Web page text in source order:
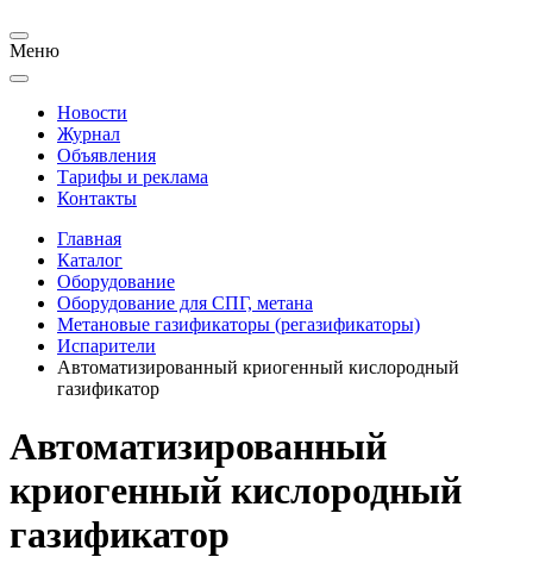
Меню
Новости
Журнал
Объявления
Тарифы и реклама
Контакты
Главная
Каталог
Оборудование
Оборудование для СПГ, метана
Метановые газификаторы (регазификаторы)
Испарители
Автоматизированный криогенный кислородный
газификатор
Автоматизированный
криогенный кислородный
газификатор